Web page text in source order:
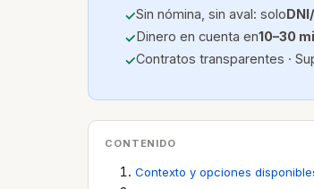
Sin nómina, sin aval: solo
Dinero en cuenta en10–30
Contratos transparentes ·
CONTENIDO
Contexto y opciones